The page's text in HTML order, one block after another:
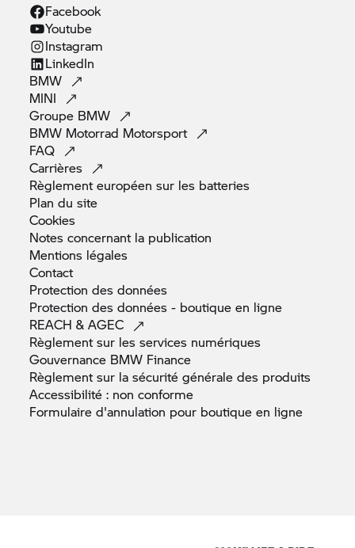
Facebook
Youtube
Instagram
LinkedIn
BMW
MINI
Groupe BMW
BMW Motorrad Motorsport
FAQ
Carrières
Règlement européen sur les batteries
Plan dusite
Cookies
Notes concernant la publication
Mentions légales
Contact
Protection desdonnées
Protection des données - boutique en ligne
REACH &AGEC
Règlement sur les services numériques
Gouvernance BMW Finance
Règlement sur la sécurité générale des produits
Accessibilité : nonconforme
Formulaire d'annulation pour boutique en ligne